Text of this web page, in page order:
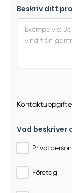
Beskriv ditt
Vad beskriver
Privatperson
Företag